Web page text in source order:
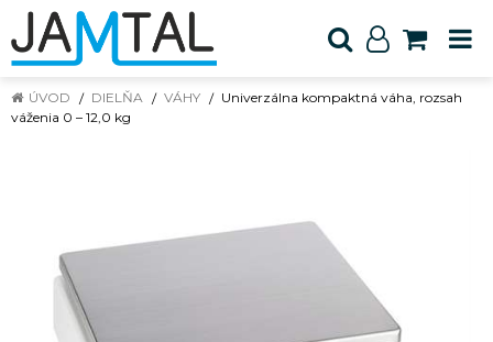
ÚVOD DIELŇA VÁHY
Univerzálna kompaktná váha, rozsah
váženia 0 – 12,0 kg